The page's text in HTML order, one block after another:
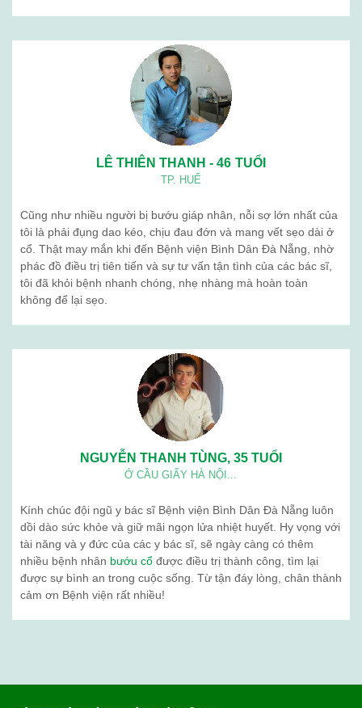
LÊ THIÊN THANH - 46 TUỔI
TP. HUẾ
Cũng như nhiều người bị bướu giáp nhân, nỗi sợ lớn nhất của
tôi là phải đụng dao kéo, chịu đau đớn và mang vết sẹo dài ở
cổ. Thật may mắn khi đến Bệnh viện Bình Dân Đà Nẵng, nhờ
phác đồ điều trị tiên tiến và sự tư vấn tận tình của các bác sĩ,
tôi đã khỏi bệnh nhanh chóng, nhẹ nhàng mà hoàn toàn
không để lại sẹo.
NGUYỄN THANH TÙNG, 35 TUỔI
Ở CẦU GIẤY HÀ NỘI...
Kính chúc đội ngũ y bác sĩ Bệnh viện Bình Dân Đà Nẵng luôn
dồi dào sức khỏe và giữ mãi ngọn lửa nhiệt huyết. Hy vọng với
tài năng và y đức của các y bác sĩ, sẽ ngày càng có thêm
nhiều bệnh nhân bướu cổ được điều trị thành công, tìm lại
được sự bình an trong cuộc sống. Từ tận đáy lòng, chân thành
cảm ơn Bệnh viện rất nhiều!